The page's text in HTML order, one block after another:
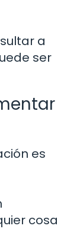
a
ser
es
cosa